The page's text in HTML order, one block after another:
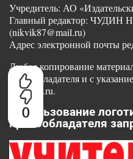
0
Учредитель: АО
Главный редактор: ЧУДИН
(nikvik87@mail.ru)
Адрес электронной почты
Любое копирование
правообладателя и с
www.ug.ru.
Использование
правообладателя